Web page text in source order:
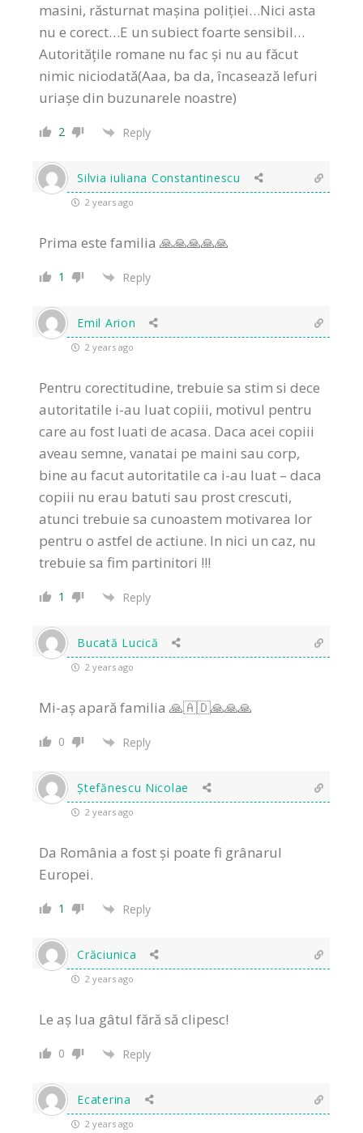
masini, răsturnat mașina poliției…Nici asta
nu e corect…E un subiect foarte sensibil…
Autoritățile romane nu fac și nu au făcut
nimic niciodată(Aaa, ba da, încasează lefuri
uriașe din buzunarele noastre)
2 Reply
Silvia iuliana Constantinescu
2 years ago
Prima este familia 🙏🙏🙏🙏🙏
1 Reply
Emil Arion
2 years ago
Pentru corectitudine, trebuie sa stim si dece
autoritatile i-au luat copiii, motivul pentru
care au fost luati de acasa. Daca acei copiii
aveau semne, vanatai pe maini sau corp,
bine au facut autoritatile ca i-au luat – daca
copiii nu erau batuti sau prost crescuti,
atunci trebuie sa cunoastem motivarea lor
pentru o astfel de actiune. In nici un caz, nu
trebuie sa fim partinitori !!!
1 Reply
Bucată Lucică
2 years ago
Mi-aș apară familia 🙏🇦🇩🙏🙏🙏
0 Reply
Ștefănescu Nicolae
2 years ago
Da România a fost și poate fi grânarul
Europei.
1 Reply
Crăciunica
2 years ago
Le aș lua gâtul fără să clipesc!
0 Reply
Ecaterina
2 years ago